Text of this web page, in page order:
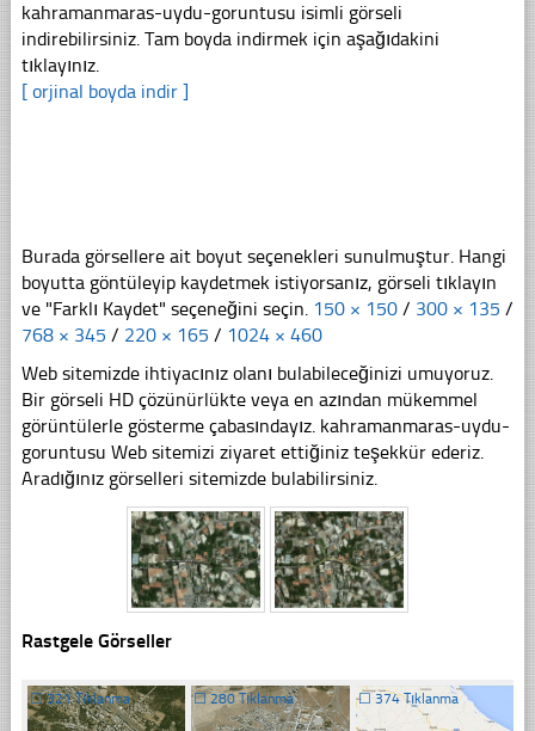
kahramanmaras-uydu-goruntusu isimli görseli
indirebilirsiniz. Tam boyda indirmek için aşağıdakini
tıklayınız.
[ orjinal boyda indir ]
Burada görsellere ait boyut seçenekleri sunulmuştur. Hangi
boyutta göntüleyip kaydetmek istiyorsanız, görseli tıklayın
ve "Farklı Kaydet" seçeneğini seçin. 150 × 150 / 300 × 135 /
768 × 345 / 220 × 165 / 1024 × 460
Web sitemizde ihtiyacınız olanı bulabileceğinizi umuyoruz.
Bir görseli HD çözünürlükte veya en azından mükemmel
görüntülerle gösterme çabasındayız. kahramanmaras-uydu-
goruntusu Web sitemizi ziyaret ettiğiniz teşekkür ederiz.
Aradığınız görselleri sitemizde bulabilirsiniz.
Rastgele Görseller
☐321 Tıklanma ☐280 Tıklanma ☐ 374 Tıklanma